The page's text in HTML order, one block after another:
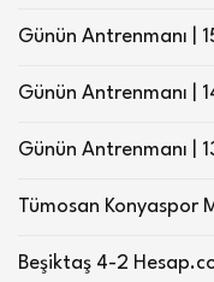
Günün Antrenmanı |
Günün Antrenmanı |
Günün Antrenmanı |
Tümosan Konyaspor
Beşiktaş 4-2